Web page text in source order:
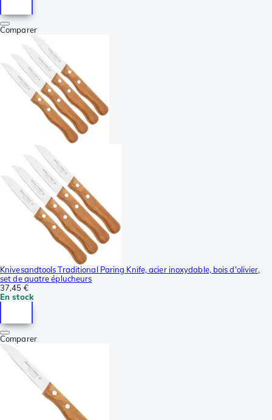
Comparer
Knivesandtools Traditional Paring Knife, acier inoxydable, bois d'olivier,
set de quatre éplucheurs
37,45 €
En stock
Comparer